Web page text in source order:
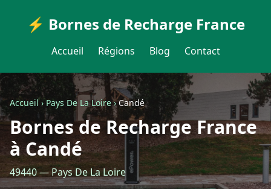
⚡ Bornes de Recharge France
Accueil Régions Blog Contact
Accueil›Pays De La Loire›Candé
Bornes de Recharge France
à Candé
49440 — Pays De La Loire